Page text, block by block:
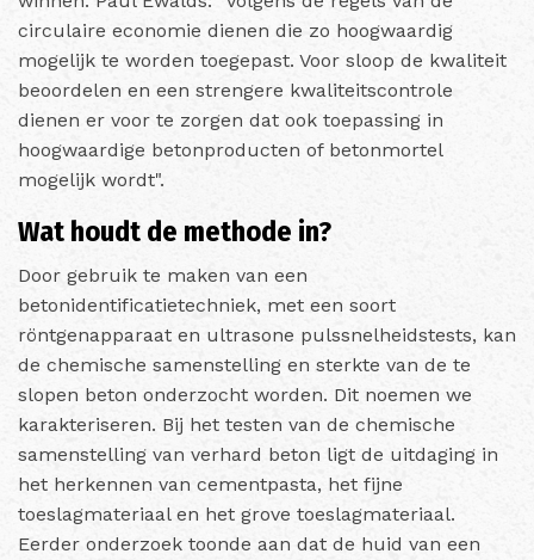
circulaire economie dienen die zo hoogwaardig
mogelijk te worden toegepast. Voor sloop de kwaliteit
beoordelen en een strengere kwaliteitscontrole
dienen er voor te zorgen dat ook toepassing in
hoogwaardige betonproducten of betonmortel
mogelijk wordt".
Wat houdt de methode in?
Door gebruik te maken van een
betonidentificatietechniek, met een soort
röntgenapparaat en ultrasone pulssnelheidstests, kan
de chemische samenstelling en sterkte van de te
slopen beton onderzocht worden. Dit noemen we
karakteriseren. Bij het testen van de chemische
samenstelling van verhard beton ligt de uitdaging in
het herkennen van cementpasta, het fijne
toeslagmateriaal en het grove toeslagmateriaal.
Eerder onderzoek toonde aan dat de huid van een